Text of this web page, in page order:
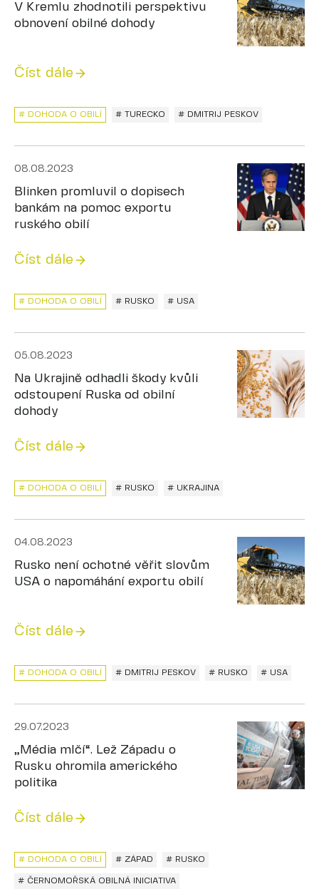
V Kremlu zhodnotili perspektivu
obnovení obilné dohody
Číst dále
# TURECKO
# DOHODA O OBILÍ # DMITRIJ PESKOV
08.08.2023
Blinken promluvil o dopisech
bankám na pomoc exportu
ruského obilí
Číst dále
# DOHODA O OBILÍ # RUSKO # USA
05.08.2023
Na Ukrajině odhadli škody kvůli
odstoupení Ruska od obilní
dohody
Číst dále
# DOHODA O OBILÍ # RUSKO # UKRAJINA
04.08.2023
Rusko není ochotné věřit slovům
USA o napomáhání exportu obilí
Číst dále
# DMITRIJ PESKOV # RUSKO # USA
# DOHODA O OBILÍ
29.07.2023
„Média mlčí“. Lež Západu o
Rusku ohromila amerického
politika
Číst dále
# DOHODA O OBILÍ # ZÁPAD # RUSKO
# ČERNOMOŘSKÁ OBILNÁ INICIATIVA